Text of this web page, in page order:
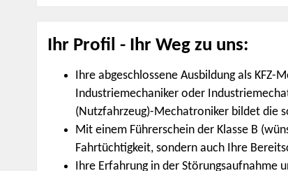
Ihr Profil - Ihr Weg zu uns:
Ihre abgeschlossene Ausbildung als KFZ-
Industriemechaniker oder
(Nutzfahrzeug)-Mechatroniker bildet die
Mit einem Führerschein der Klasse B
Fahrtüchtigkeit, sondern auch Ihre
Ihre Erfahrung in der Störungsaufnahme